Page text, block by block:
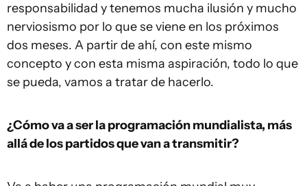
responsabilidad y tenemos mucha ilusión y mucho
nerviosismo por lo que se viene en los próximos
dos meses. A partir de ahí, con este mismo
concepto y con esta misma aspiración, todo lo que
se pueda, vamos a tratar de hacerlo.
¿Cómo va a ser la programación mundialista, más
allá de los partidos que van a transmitir?